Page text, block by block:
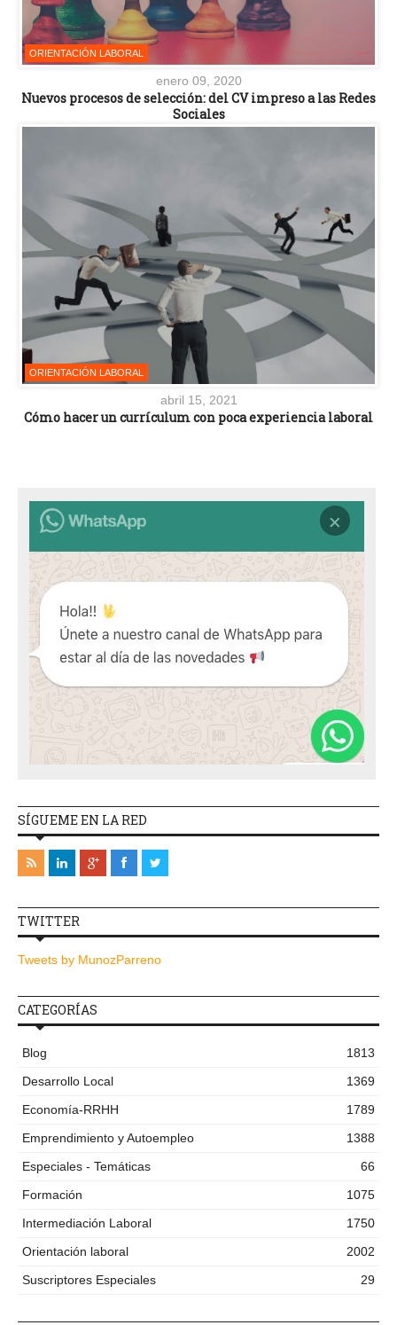
ORIENTACIÓN LABORAL
enero 09, 2020
Nuevos procesos de selección: del CV impreso a las Redes
Sociales
ORIENTACIÓN LABORAL
abril 15, 2021
Cómo hacer un currículum con poca experiencia laboral
SÍGUEME EN LA RED
TWITTER
Tweets by MunozParreno
CATEGORÍAS
Blog
1813
Desarrollo Local
1369
Economía-RRHH
1789
Emprendimiento y Autoempleo
1388
Especiales - Temáticas
66
Formación
1075
Intermediación Laboral
1750
Orientación laboral
2002
Suscriptores Especiales
29